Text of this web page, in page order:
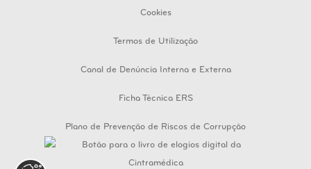
Cookies
Termos de Utilização
Canal de Denúncia Interna e Externa
Ficha Técnica ERS
Plano de Prevenção de Riscos de Corrupção